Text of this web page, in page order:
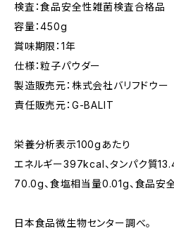
検査：食品安全性雑菌検査合格品
容量：450g
賞味期限：1年
仕様：粒子パウダー
製造販売元：株式会社バリフドウー
責任販売元：G-BALIT
栄養分析表示100gあたり
エネルギー397kcal、タンパク質
70.0g、食塩相当量0.01g、食品安
日本食品微生物センター調べ。